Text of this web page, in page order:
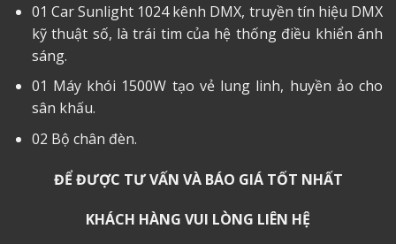
01 Car Sunlight 1024 kênh DMX, truyền tín hiệu DMX
kỹ thuật số, là trái tim của hệ thống điều khiển ánh
sáng.
01 Máy khói 1500W tạo vẻ lung linh, huyền ảo cho
sân khấu.
02 Bộ chân đèn.
ĐỂ ĐƯỢC TƯ VẤN VÀ BÁO GIÁ TỐT NHẤT
KHÁCH HÀNG VUI LÒNG LIÊN HỆ